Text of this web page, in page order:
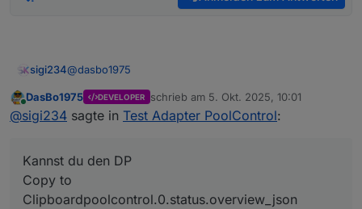
sigi234@dasbo1975
Kannst du den DP
noch als Table ausgeben?
Online
DasBo1975 DEVELOPER schrieb am 5. Okt. 2025, 10:01
zuletzt editiert von
@sigi234 sagte in Test Adapter PoolControl:
Kannst du den DP
Copy to
Clipboardpoolcontrol.0.status.overview_json